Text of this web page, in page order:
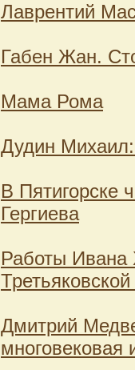
Лаврентий
Габен Жан.
Мама Рома
Дудин Михаил:
В Пятигорске
Гергиева
Работы Ивана
Дмитрий
многовековая